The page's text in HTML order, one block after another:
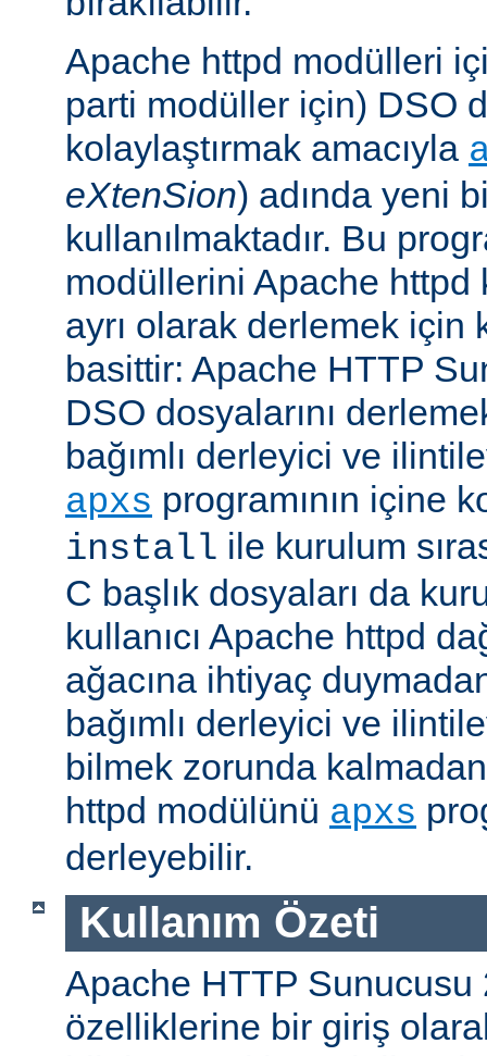
Apache httpd modülleri
parti modüller için) DSO
kolaylaştırmak amacıyla
eXtenSion) adında yeni
kullanılmaktadır. Bu
modüllerini Apache httpd
ayrı olarak derlemek için
basittir: Apache HTTP
DSO dosyalarını
bağımlı derleyici ve
apxs programının içine
install ile kurulum
C başlık dosyaları da
kullanıcı Apache httpd
ağacına ihtiyaç
bağımlı derleyici ve
bilmek zorunda
httpd modülünü apxs
derleyebilir.
Kullanım Özeti
Apache HTTP Sunucusu
özelliklerine bir giriş